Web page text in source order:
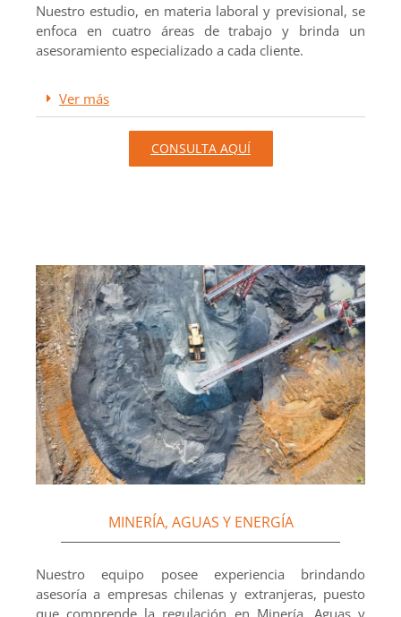
Nuestro estudio, en materia laboral y previsional, se
enfoca en cuatro áreas de trabajo y brinda un
asesoramiento especializado a cada cliente.
Ver más
CONSULTA AQUÍ
MINERÍA, AGUAS Y ENERGÍA
Nuestro equipo posee experiencia brindando
asesoría a empresas chilenas y extranjeras, puesto
que comprende la regulación en Minería, Aguas y